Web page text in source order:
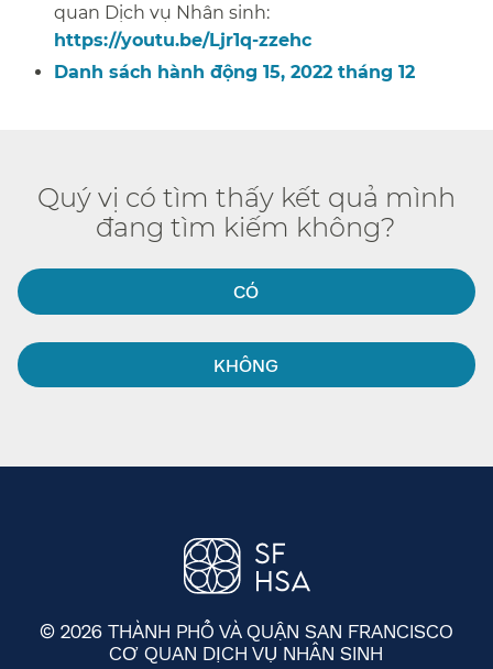
quan Dịch vụ Nhân sinh:
https://youtu.be/Ljr1q-zzehc
Danh sách hành động 15, 2022 tháng 12​​
Quý vị có tìm thấy kết quả mình
đang tìm kiếm không?​​
CÓ​​
KHÔNG​​
© 2026 THÀNH PHỐ VÀ QUẬN SAN FRANCISCO
CƠ QUAN DỊCH VỤ NHÂN SINH